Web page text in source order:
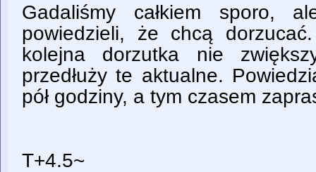
Gadaliśmy całkiem
powiedzieli, że chcą
kolejna dorzutka nie
przedłuży te aktualne.
pół godziny, a tym czasem
T+4.5~